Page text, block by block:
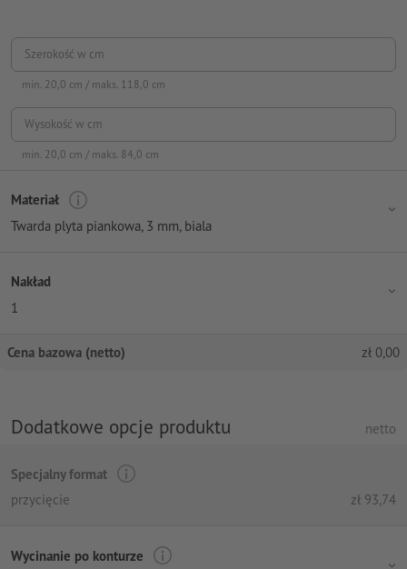
Szerokość w cm
min. 20,0 cm / maks. 118,0 cm
Wysokość w cm
min. 20,0 cm / maks. 84,0 cm
Materiał
Twarda plyta piankowa, 3 mm, biala
Nakład
1
Cena bazowa (netto) zł 0,00
Dodatkowe opcje produktu netto
Specjalny format
przycięcie
zł 93,74
Wycinanie po konturze